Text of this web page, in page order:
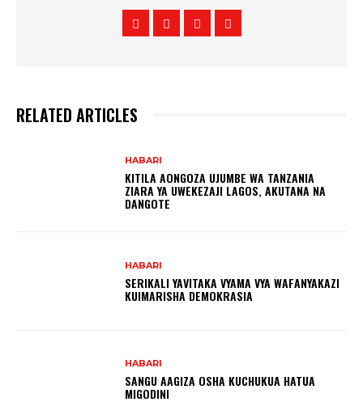
RELATED ARTICLES
HABARI
KITILA AONGOZA UJUMBE WA TANZANIA
ZIARA YA UWEKEZAJI LAGOS, AKUTANA NA
DANGOTE
HABARI
SERIKALI YAVITAKA VYAMA VYA WAFANYAKAZI
KUIMARISHA DEMOKRASIA
HABARI
SANGU AAGIZA OSHA KUCHUKUA HATUA
MIGODINI ‎